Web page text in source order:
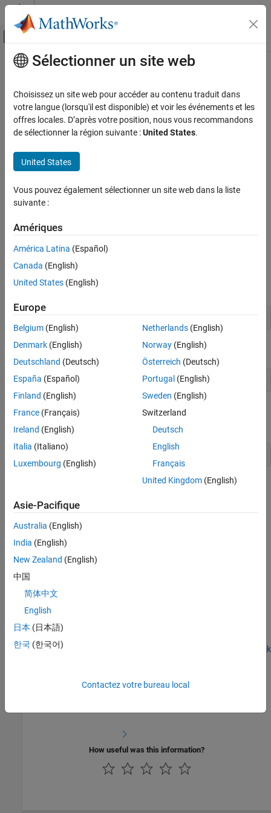
Passer au contenu
Activer/désactiver l'affichage du menu
Accueil de la documentation
Simulink Supported Hardware
Arduino Hardware
Custom Sensor and Device Driver Blocks
Test System Object on MATLAB Command
ON THIS PAGE
Contenu principal
Test System Object on
Command Line
Step 5 of 7 inCreate a Digital Write Block
4
Before importing the System object™ to Simulink , it is
recommended that you check the operation of the System object
in the MATLAB
Create an instance of the
dw = DigitalWrite()
Execute the method
step(dw,1)
Remove the System object and test the
Validating the behavior of the System object at the MATLAB
code. These issues or errors become harder to isolate when the
System object is used in a
In the next section, you will
See Also
Create a Digital Write Block
Termination Behavior
Create a Digital Write Block
How useful was this information?
Sélectionner un site web
Choisissez un site web pour accéder au contenu traduit dans
votre langue (lorsqu'il est disponible) et voir les événements et les
offres locales. D’après votre position, nous vous recommandons
de sélectionner la région suivante :United States.
United States
Vous pouvez également sélectionner un site web dans la liste
suivante :
Amériques
América Latina (Español)
Canada (English)
United States (English)
Europe
Belgium (English)
Denmark (English)
Deutschland (Deutsch)
España (Español)
Finland (English)
France (Français)
Ireland (English)
Italia (Italiano)
Luxembourg (English)
Netherlands(English)
Norway(English)
Österreich (Deutsch)
Portugal (English)
Sweden (English)
Switzerland
Deutsch
English
Français
United Kingdom(English)
Asie-Pacifique
Australia (English)
India (English)
New Zealand (English)
中国
简体中文
English
日本 (日本語)
한국 (한국어)
Contactez votre bureau local